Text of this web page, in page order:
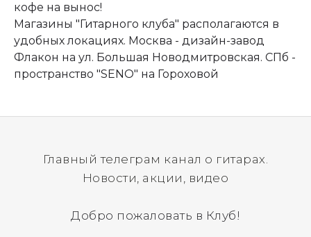
кофе на вынос!
Магазины "Гитарного клуба" располагаются в
удобных локациях. Москва - дизайн-завод
Флакон на ул. Большая Новодмитровская. СПб -
пространство "SENO" на Гороховой
Главный телеграм канал о гитарах.
Новости, акции, видео
Добро пожаловать в Клуб!